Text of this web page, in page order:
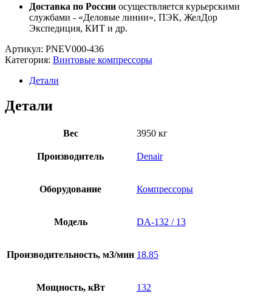
Доставка по России осуществляется курьерскими
службами - «Деловые линии», ПЭК, ЖелДор
Экспедиция, КИТ и др.
Артикул: PNEV000-436
Категория: Винтовые компрессоры
Детали
Детали
Вес 3950 кг
Производитель Denair
Оборудование Компрессоры
Модель DA-132 / 13
Производительность, м3/мин 18.85
Мощность, кВт 132